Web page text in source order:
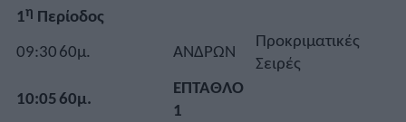
1η Περίοδος
09:3060μ. ΑΝΔΡΩΝ
Προκριματικές
Σειρές
10:0560μ.
ΕΠΤΑΘΛΟ
1